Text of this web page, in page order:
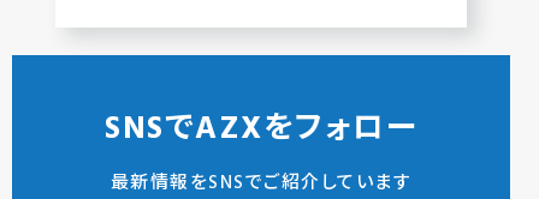
SNSでAZXをフォロー
最新情報をSNSでご紹介しています